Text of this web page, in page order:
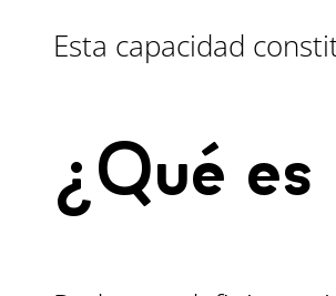
Esta capacidad
¿Qué es